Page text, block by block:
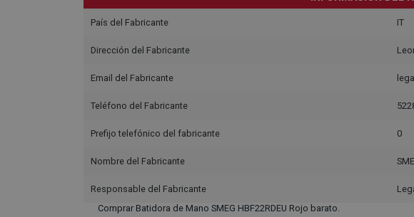
País del Fabricante IT
Dirección del Fabricante
Email del Fabricante
Teléfono del Fabricante
Prefijo telefónico del fabricante 0
Nombre del Fabricante
Responsable del Fabricante
Comprar Batidora de Mano SMEG HBF22RDEU Rojo barato.